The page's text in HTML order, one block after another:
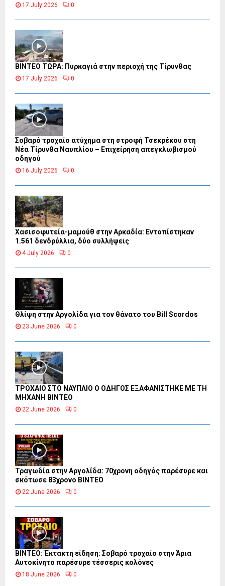
17 July 2026 0
ΒΙΝΤΕΟ ΤΩΡΑ: Πυρκαγιά στην περιοχή της Τίρυνθας
17 July 2026 0
Σοβαρό τροχαίο ατύχημα στη στροφή Τσεκρέκου στη
Νέα Τίρυνθα Ναυπλίου – Επιχείρηση απεγκλωβισμού
οδηγού
16 July 2026 0
Χασισοφυτεία-μαμούθ στην Αρκαδία: Εντοπίστηκαν
1.561 δενδρύλλια, δύο συλλήψεις
4 July 2026 0
Θλίψη στην Αργολίδα για τον θάνατο του Bill Scordos
23 June 2026 0
ΤΡΟΧΑΙΟ ΣΤΟ ΝΑΥΠΛΙΟ Ο ΟΔΗΓΟΣ ΕΞΑΦΑΝΙΣΤΗΚΕ ΜΕ ΤΗ
ΜΗΧΑΝΗ ΒΙΝΤΕΟ
22 June 2026 0
Τραγωδία στην Αργολίδα: 70χρονη οδηγός παρέσυρε και
σκότωσε 83χρονο ΒΙΝΤΕΟ
22 June 2026 0
ΒΙΝΤΕΟ: Έκτακτη είδηση: Σοβαρό τροχαίο στην Άρια
Αυτοκίνητο παρέσυρε τέσσερις κολόνες
18 June 2026 0